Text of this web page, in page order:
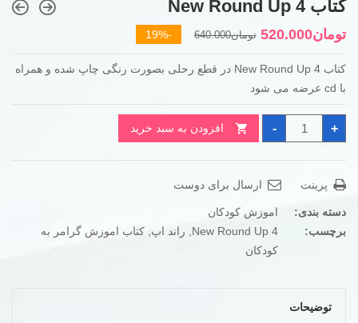
کتاب New Round Up 4
تومان640.000قیمت
تومان640.000
تومان520.000
قیمت
تومان520.000
کتاب New Round Up 4 در قطع رحلی بصورت رنگی چاپ شده و همراه
با cd عرضه می شود
-
کتاب
New
Round
4
+ افزودن به سبد خرید
پرینت ارسال برای دوست
دسته بندی:
اموزش کودکان
برچسب:
New Round Up 4
, راند اپ, کتاب اموزش گرامر به
کودکان
توضیحات